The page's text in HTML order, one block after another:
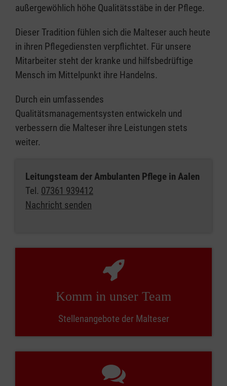
außergewöhlich höhe Qualitätsstäbe in der Pflege.
Dieser Tradition fühlen sich die Malteser auch heute
in ihren Pflegediensten verpflichtet. Für unsere
Mitarbeiter steht der kranke und hilfsbedrüftige
Mensch im Mittelpunkt ihre Handelns.
Durch ein umfassendes
Qualitätsmanagementsysten entwickeln und
verbessern die Malteser ihre Leistungen stets
weiter.
Leitungsteam der Ambulanten Pflege in Aalen
Tel. 07361 939412
Nachricht senden
Komm in unser Team
Stellenangebote der Malteser